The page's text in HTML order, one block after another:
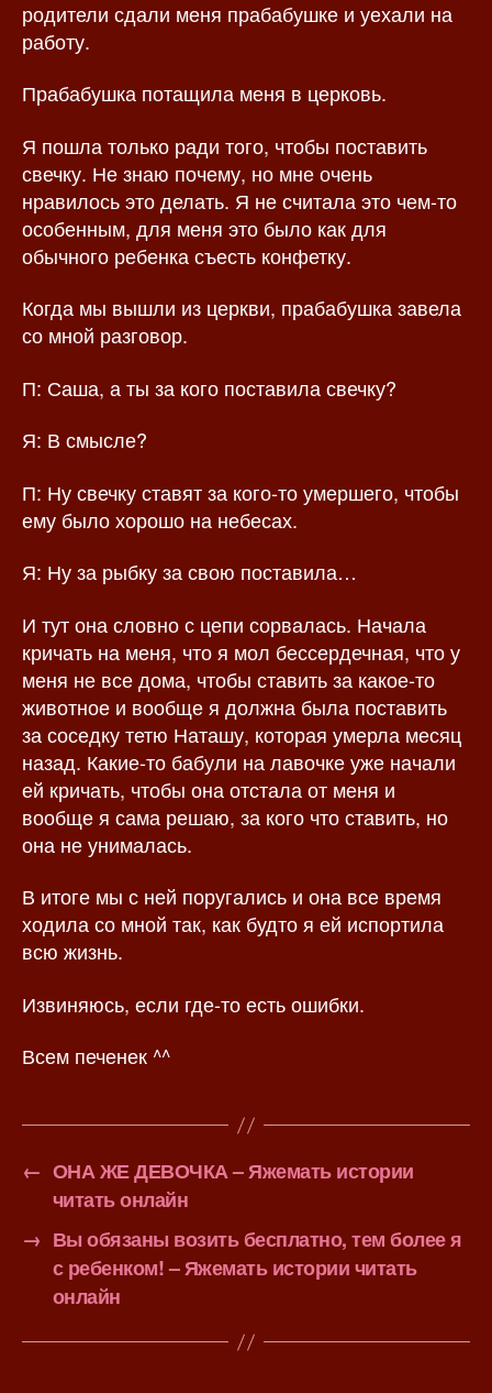
родители сдали меня прабабушке и уехали на
работу.
Прабабушка потащила меня в церковь.
Я пошла только ради того, чтобы поставить
свечку. Не знаю почему, но мне очень
нравилось это делать. Я не считала это чем-то
особенным, для меня это было как для
обычного ребенка съесть конфетку.
Когда мы вышли из церкви, прабабушка завела
со мной разговор.
П: Саша, а ты за кого поставила свечку?
Я: В смысле?
П: Ну свечку ставят за кого-то умершего, чтобы
ему было хорошо на небесах.
Я: Ну за рыбку за свою поставила…
И тут она словно с цепи сорвалась. Начала
кричать на меня, что я мол бессердечная, что у
меня не все дома, чтобы ставить за какое-то
животное и вообще я должна была поставить
за соседку тетю Наташу, которая умерла месяц
назад. Какие-то бабули на лавочке уже начали
ей кричать, чтобы она отстала от меня и
вообще я сама решаю, за кого что ставить, но
она не унималась.
В итоге мы с ней поругались и она все время
ходила со мной так, как будто я ей испортила
всю жизнь.
Извиняюсь, если где-то есть ошибки.
Всем печенек ^^
← ОНА ЖЕ ДЕВОЧКА – Яжемать истории
читать онлайн
→ Вы обязаны возить бесплатно, тем более я
с ребенком! – Яжемать истории читать
онлайн